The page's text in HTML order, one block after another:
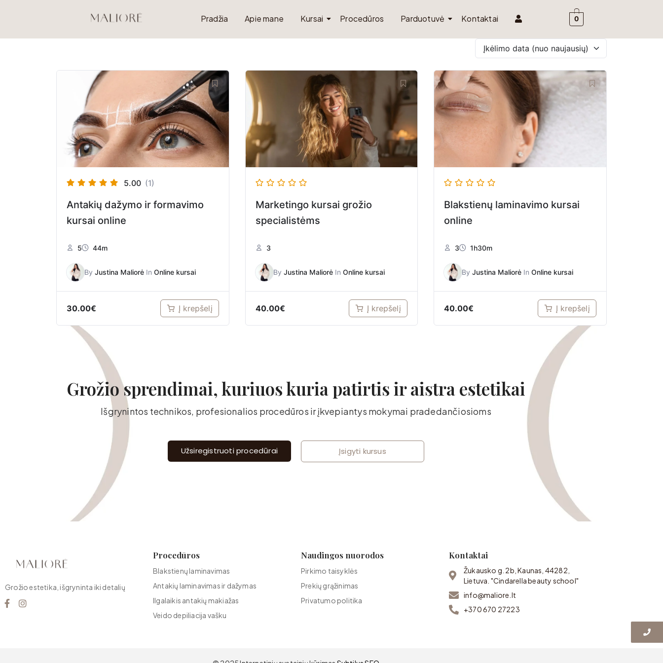
Pradžia Apie mane Kursai Procedūros Parduotuvė Kontaktai 0
Įkėlimo data (nuo naujausių)
5.00 (1)
Antakių dažymo ir formavimo
kursai online
5 44m
By Justina Maliorė In Online kursai
30.00€ Į krepšelį
Marketingo kursai grožio
specialistėms
3
By Justina MaliorėIn Online kursai
40.00€ Į krepšelį
Blakstienų laminavimo kursai
online
3 1h30m
ByJustina Maliorė InOnline kursai
40.00€ Į krepšelį
Grožio sprendimai, kuriuos kuria patirtis ir aistra estetikai
Išgrynintos technikos, profesionalios procedūros ir įkvepiantys mokymai pradedančiosioms
Užsiregistruoti procedūrai Įsigyti kursus
Grožio estetika, išgryninta iki detalių
Procedūros
Blakstienų laminavimas
Antakių laminavimas ir dažymas
Ilgalaikis antakių makiažas
Veido depiliacija vašku
Naudingos nuorodos
Pirkimo taisyklės
Prekių grąžinimas
Privatumo politika
Kontaktai
Žukausko g. 2b, Kaunas, 44282,
Lietuva. "Cindarella beauty school"
info@maliore.lt
+370 670 27223